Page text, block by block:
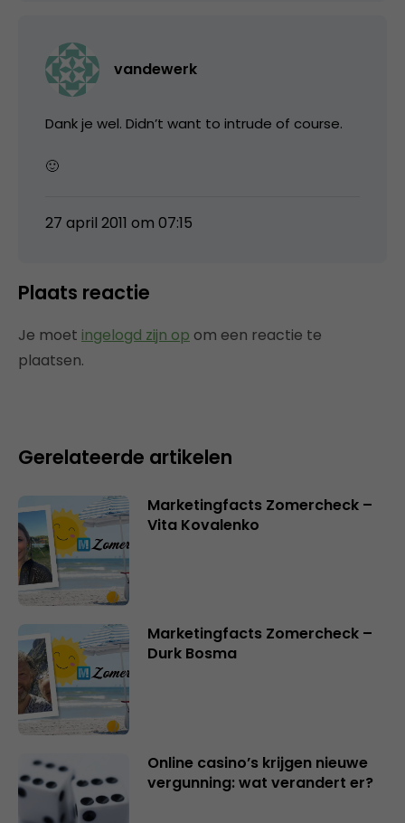
vandewerk
Dank je wel. Didn’t want to intrude of course.
🙂
27 april 2011 om 07:15
Plaats reactie
Je moet ingelogd zijn op om een reactie te
plaatsen.
Gerelateerde artikelen
Marketingfacts Zomercheck –
Vita Kovalenko
Marketingfacts Zomercheck –
Durk Bosma
Online casino’s krijgen nieuwe
vergunning: wat verandert er?